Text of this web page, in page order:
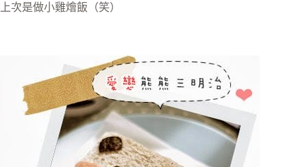
上次是做小雞燴飯（笑）